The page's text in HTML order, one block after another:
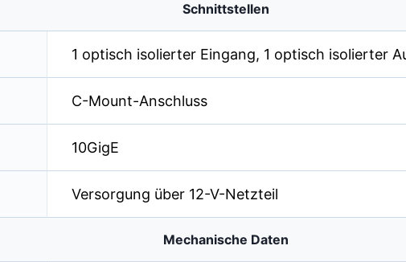
Schnittstellen
1 optisch isolierter Eingang, 1 optisch isolierter
C-Mount-Anschluss
10GigE
Versorgung über 12-V-Netzteil
Mechanische Daten